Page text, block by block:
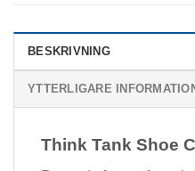
BESKRIVNING
YTTERLIGARE
Think Tank Shoe